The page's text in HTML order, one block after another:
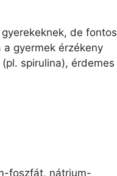
gyerekeknek, de fontos
a gyermek érzékeny
spirulina), érdemes
foszfát, nátrium-